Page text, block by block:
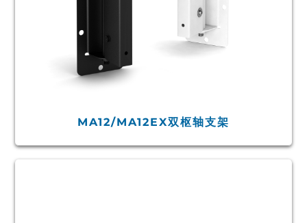
MA12/MA12EX双枢轴支架